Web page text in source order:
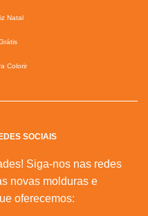
Natal
Colorir
SOCIAIS
Siga-nos nas redes
novas molduras e
oferecemos: